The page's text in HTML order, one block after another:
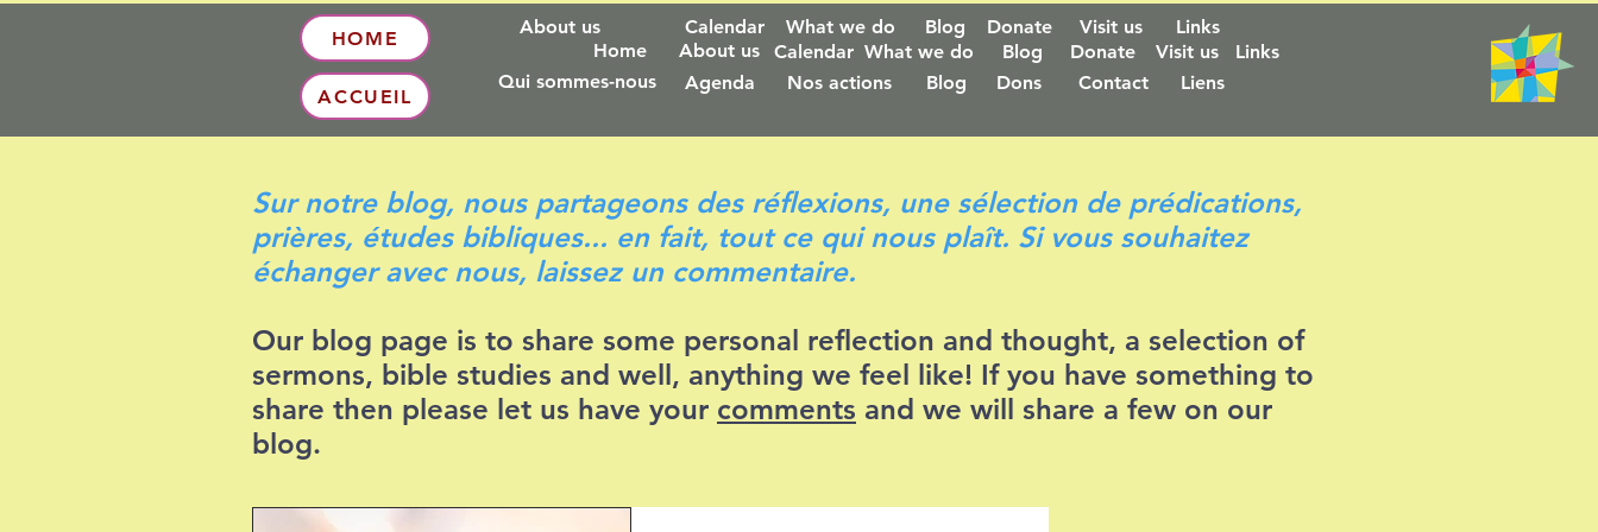
HOME
ACCUEIL
About us Calendar What we do Blog Donate Visit us Links
Qui sommes-nous Agenda Nos actions Blog Dons Contact Liens
Home About us Calendar What we do Blog Donate Visit us Links
Sur notre blog, nous partageons des réflexions, une sélection de prédications,
prières, études bibliques... en fait, tout ce qui nous plaît. Si vous souhaitez
échanger avec nous, laissez un commentaire.
Our blog page is to share some personal reflection and thought, a selection of
sermons, bible studies and well, anything we feel like! If you have something to
share then please let us have your comments and we will share a few on our
blog.